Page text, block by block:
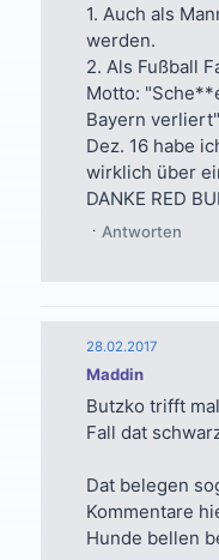
1. Auch als
werden.
2. Als Fußball
Motto:
Bayern
Dez. 16 habe
wirklich über
DANKE RED
Antworten
Maddin
28.02.2017
Butzko trifft
Fall dat
Dat belegen
Kommentare
Hunde bellen